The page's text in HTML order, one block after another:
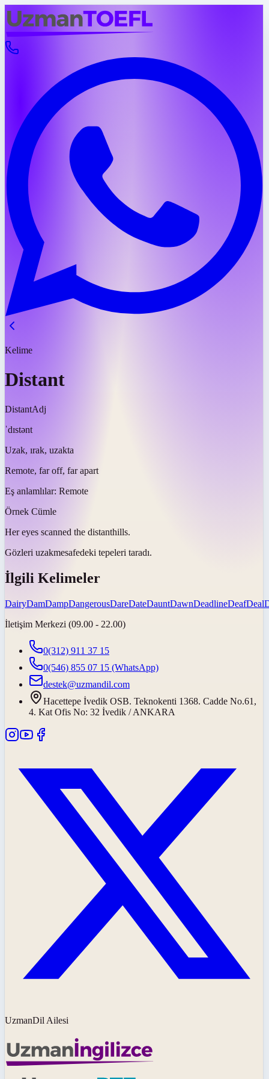
Kelime
Distant
DistantAdj
ˈdɪstənt
Uzak, ırak, uzakta
Remote, far off, far apart
Eş anlamlılar: Remote
Örnek Cümle
Her eyes scanned the distanthills.
Gözleri uzakmesafedeki tepeleri taradı.
İlgili Kelimeler
DairyDamDampDangerousDareDateDauntDawnDeadlineDeafDeal
İletişim Merkezi (09.00 - 22.00)
0(312) 911 37 15
0(546) 855 07 15 (WhatsApp)
destek@uzmandil.com
Hacettepe İvedik OSB. Teknokenti 1368. Cadde No.61,
4. Kat Ofis No: 32 İvedik / ANKARA
UzmanDil Ailesi